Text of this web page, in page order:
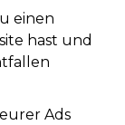
einen
hast und
Ads